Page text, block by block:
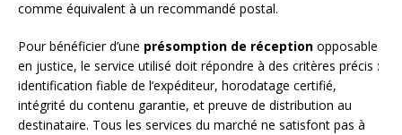
comme équivalent à un recommandé postal.
Pour bénéficier d’une présomption de réception opposable
en justice, le service utilisé doit répondre à des critères précis :
identification fiable de l’expéditeur, horodatage certifié,
intégrité du contenu garantie, et preuve de distribution au
destinataire. Tous les services du marché ne satisfont pas à